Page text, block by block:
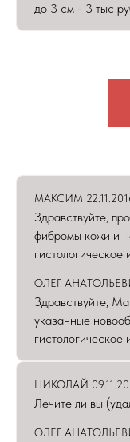
до 3 см - 3 тыс
МАКСИМ
Здравствуйте,
фибромы кожи и
гистологическое
ОЛЕГ
Здравствуйте,
указанные
НИКОЛАЙ
Лечите ли вы
ОЛЕГ